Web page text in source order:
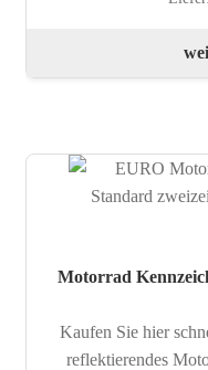
Motorrad
Kaufen Sie hier
reflektierendes